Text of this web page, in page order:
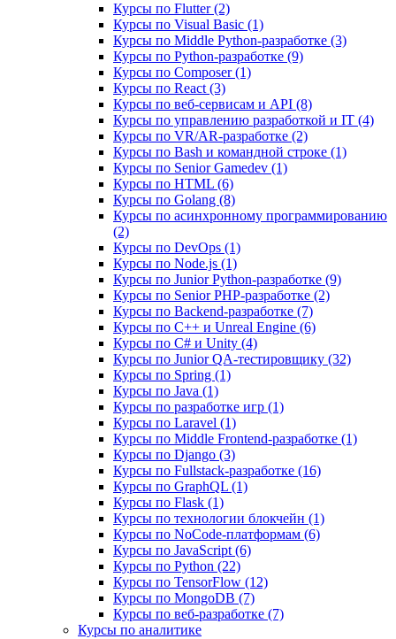
Курсы по Flutter (2)
Курсы по Visual Basic (1)
Курсы по Middle Python-разработке (3)
Курсы по Python-разработке (9)
Курсы по Composer (1)
Курсы по React (3)
Курсы по веб‑сервисам и API (8)
Курсы по управлению разработкой и IT (4)
Курсы по VR/AR‑разработке (2)
Курсы по Bash и командной строке (1)
Курсы по Senior Gamedev (1)
Курсы по HTML (6)
Курсы по Golang (8)
Курсы по асинхронному программированию
(2)
Курсы по DevOps (1)
Курсы по Node.js (1)
Курсы по Junior Python-разработке (9)
Курсы по Senior PHP-разработке (2)
Курсы по Backend‑разработке (7)
Курсы по C++ и Unreal Engine (6)
Курсы по C# и Unity (4)
Курсы по Junior QA-тестировщику (32)
Курсы по Spring (1)
Курсы по Java (1)
Курсы по разработке игр (1)
Курсы по Laravel (1)
Курсы по Middle Frontend-разработке (1)
Курсы по Django (3)
Курсы по Fullstack‑разработке (16)
Курсы по GraphQL (1)
Курсы по Flask (1)
Курсы по технологии блокчейн (1)
Курсы по NoCode‑платформам (6)
Курсы по JavaScript (6)
Курсы по Python (22)
Курсы по TensorFlow (12)
Курсы по MongoDB (7)
Курсы по веб‑разработке (7)
Курсы по аналитике